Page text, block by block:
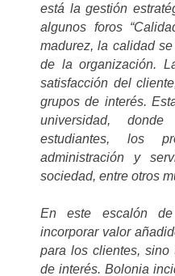
está la gestión
algunos foros
madurez, la calidad
de la organización.
satisfacción del
grupos de interés.
universidad,
estudiantes, los
administración y
sociedad, entre otros
En este escalón
incorporar valor
para los clientes, sino
de interés. Bolonia